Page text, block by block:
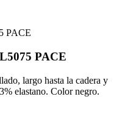
PACE
largo hasta la cadera y
elastano. Color negro.